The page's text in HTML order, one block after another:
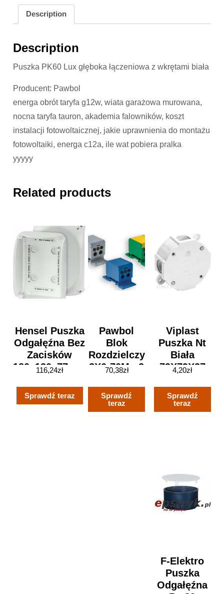
Description
Description
Puszka PK60 Lux głęboka łączeniowa z wkrętami biała
Producent: Pawbol
energa obrót taryfa g12w, wiata garażowa murowana,
nocna taryfa tauron, akademia falowników, koszt
instalacji fotowoltaicznej, jakie uprawnienia do montażu
fotowoltaiki, energa c12a, ile wat pobiera pralka
yyyyy
Related products
Hensel Puszka
Odgałęźna Bez
Zacisków
180x130x77mm
Tworzywo Kf
1000 H
116,24zł
Sprawdź teraz
Viplast
Puszka Nt
Biała
79X79X37
075-01
(147844)
4,20zł
Sprawdź
teraz
Pawbol
Blok
Rozdzielczy
2X6-70Mm2
70Mm2
E4092N
70,38zł
Sprawdź
teraz
F-Elektro
Puszka
Odgałęźna